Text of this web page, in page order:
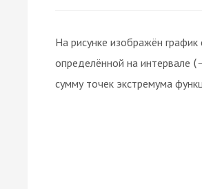
На рисунке изображён график
определённой на интервале (
сумму точек экстремума